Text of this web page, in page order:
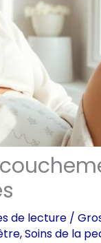
de lecture /
,Soins de la